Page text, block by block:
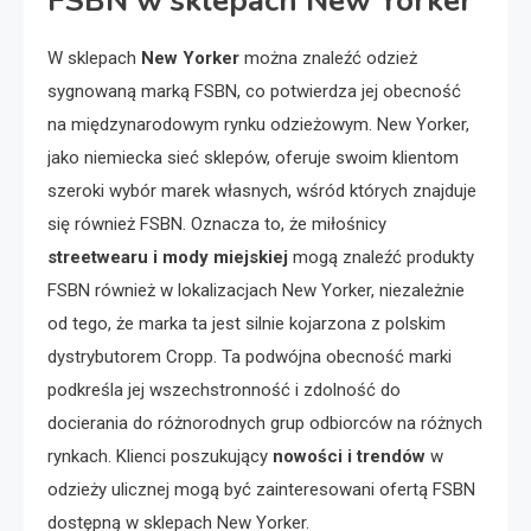
W sklepach New Yorker można znaleźć odzież
sygnowaną marką FSBN, co potwierdza jej obecność
na międzynarodowym rynku odzieżowym. New Yorker,
jako niemiecka sieć sklepów, oferuje swoim klientom
szeroki wybór marek własnych, wśród których znajduje
się również FSBN. Oznacza to, że miłośnicy
streetwearu i mody miejskiej mogą znaleźć produkty
FSBN również w lokalizacjach New Yorker, niezależnie
od tego, że marka ta jest silnie kojarzona z polskim
dystrybutorem Cropp. Ta podwójna obecność marki
podkreśla jej wszechstronność i zdolność do
docierania do różnorodnych grup odbiorców na różnych
rynkach. Klienci poszukujący nowości i trendów w
odzieży ulicznej mogą być zainteresowani ofertą FSBN
dostępną w sklepach New Yorker.